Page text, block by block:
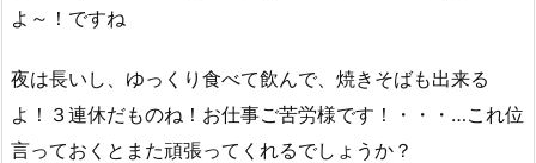
よ～！ですね
夜は長いし、ゆっくり食べて飲んで、焼きそばも出来る
よ！３連休だものね！お仕事ご苦労様です！・・・…これ位
言っておくとまた頑張ってくれるでしょうか？